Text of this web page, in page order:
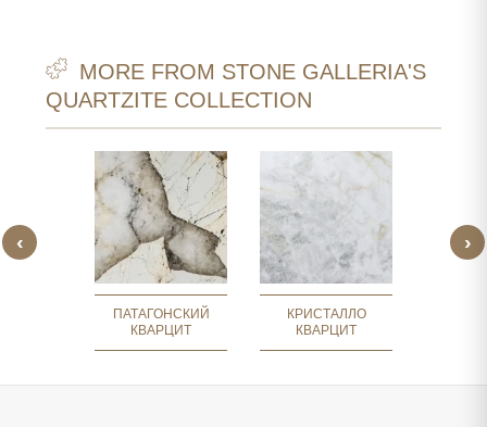
MORE FROM STONE GALLERIA'S
QUARTZITE COLLECTION
‹
ПАТАГОНСКИЙ
КВАРЦИТ
КРИСТАЛЛО
КВАРЦИТ
›